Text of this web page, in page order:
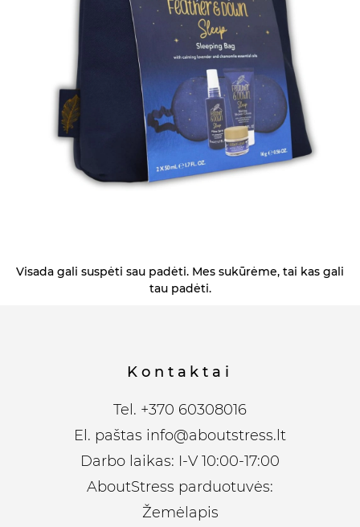
Visada gali suspėti sau padėti. Mes sukūrėme, tai kas gali
tau padėti.
Kontaktai
Tel. +370 60308016
El. paštas info@aboutstress.lt
Darbo laikas: I-V 10:00-17:00
AboutStress parduotuvės:
Žemėlapis